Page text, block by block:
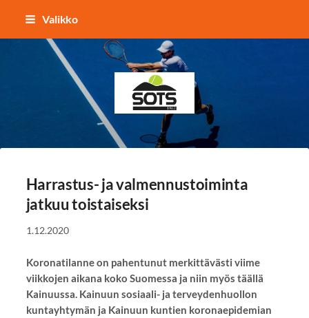
Siirry
sisältöön
Valikko
Sotkamon Tennisseura
Harrastus- ja valmennustoiminta
jatkuu toistaiseksi
1.12.2020
Koronatilanne on pahentunut merkittävästi viime
viikkojen aikana koko Suomessa ja niin myös täällä
Kainuussa. Kainuun sosiaali- ja terveydenhuollon
kuntayhtymän ja Kainuun kuntien koronaepidemian